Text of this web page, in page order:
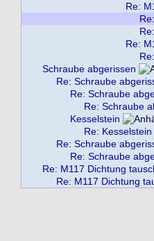
Re:
Re:
Schraube abgerissen
Re: Schraube
Re: Schraube
Re: Schraube
Kesselstein
Re: Kesselstein
Re: Schraube
Re: Schraube
Re: M117 Dichtung
Re: M117 Dichtung